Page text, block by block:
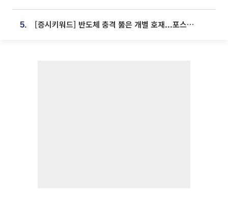
5. [증시키워드] 반도체 충격 뚫은 개별 호재...포스코퓨처엠·에코프로·한화솔루션 '눈길'